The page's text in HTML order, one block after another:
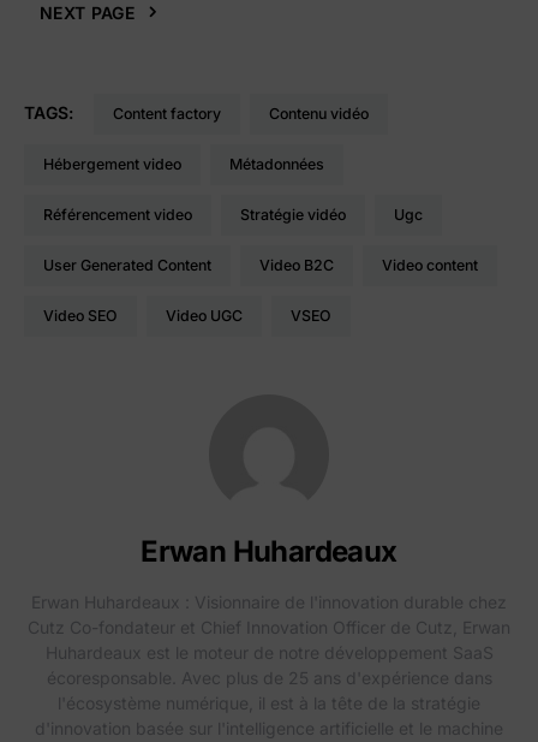
NEXT PAGE
TAGS: content factory contenu vidéo
Hébergement video Métadonnées
référencement video stratégie vidéo ugc
User Generated Content Video B2C video content
video SEO Video UGC VSEO
Erwan Huhardeaux
Erwan Huhardeaux : Visionnaire de l'innovation durable chez
Cutz Co-fondateur et Chief Innovation Officer de Cutz, Erwan
Huhardeaux est le moteur de notre développement SaaS
écoresponsable. Avec plus de 25 ans d'expérience dans
l'écosystème numérique, il est à la tête de la stratégie
d'innovation basée sur l'intelligence artificielle et le machine